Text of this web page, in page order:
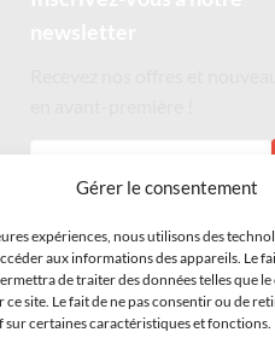
Gérer le consentement
expériences, nous utilisons des
aux informations des appareils. Le
de traiter des données telles que
ce site. Le fait de ne pas consentir ou de
sur certaines caractéristiques et fonctions.